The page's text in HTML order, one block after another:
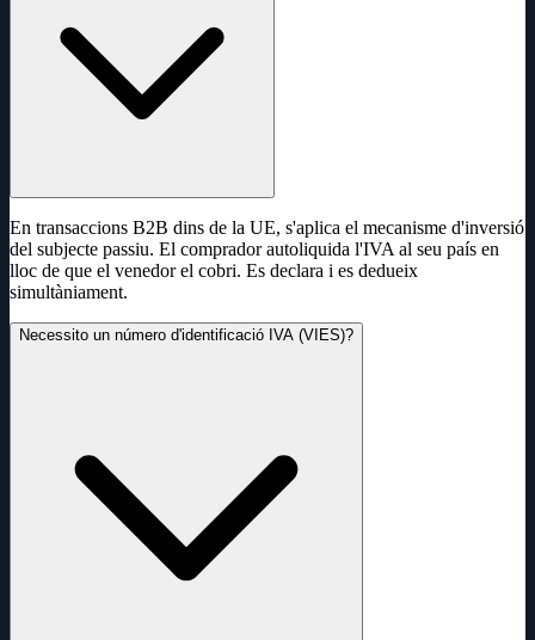
En transaccions B2B dins de la UE, s'aplica el mecanisme d'inversió
del subjecte passiu. El comprador autoliquida l'IVA al seu país en
lloc de que el venedor el cobri. Es declara i es dedueix
simultàniament.
Necessito un número d'identificació IVA (VIES)?